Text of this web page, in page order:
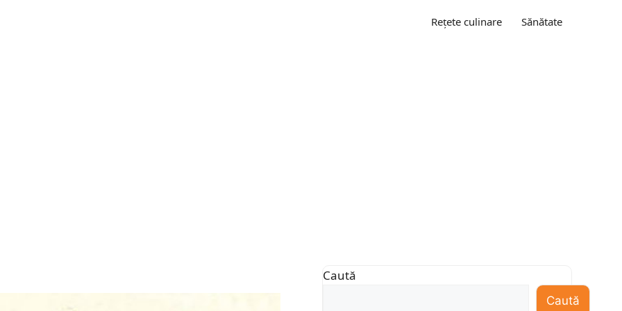
Rețete culinare Sănătate
Caută
Caută